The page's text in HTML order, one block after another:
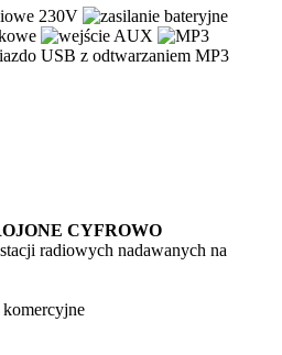
CYFROWO
radiowych nadawanych na